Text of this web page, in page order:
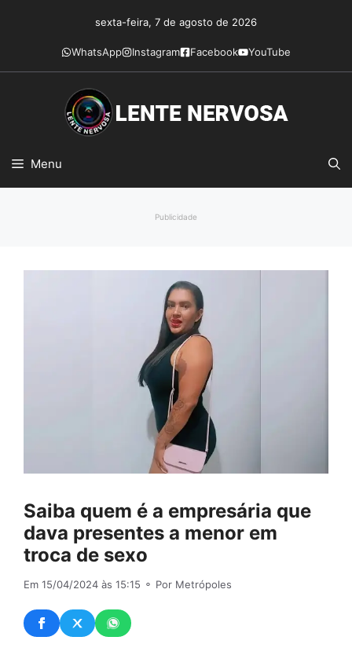
conteúdo
sexta-feira, 7 de agosto de 2026
WhatsApp Instagram Facebook YouTube
Menu
Publicidade
Saiba quem é a empresária que
dava presentes a menor em
troca de sexo
Em 15/04/2024 às 15:15 ⚬ Por Metrópoles